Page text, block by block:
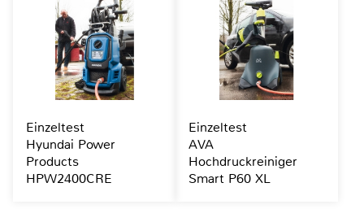
Einzeltest
Hyundai Power
Products
HPW2400CRE
Einzeltest
AVA
Hochdruckreiniger
Smart P60 XL